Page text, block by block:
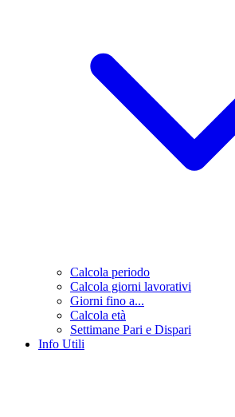
Calcola periodo
Calcola giorni lavorativi
Giorni fino a...
Calcola età
Settimane Pari e Dispari
Info Utili